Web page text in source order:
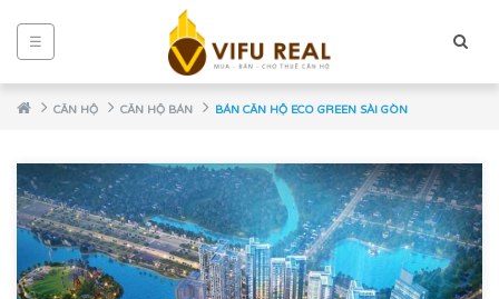
☰
CĂN HỘ CĂN HỘ BÁN BÁN CĂN HỘ ECO GREEN SÀI GÒN